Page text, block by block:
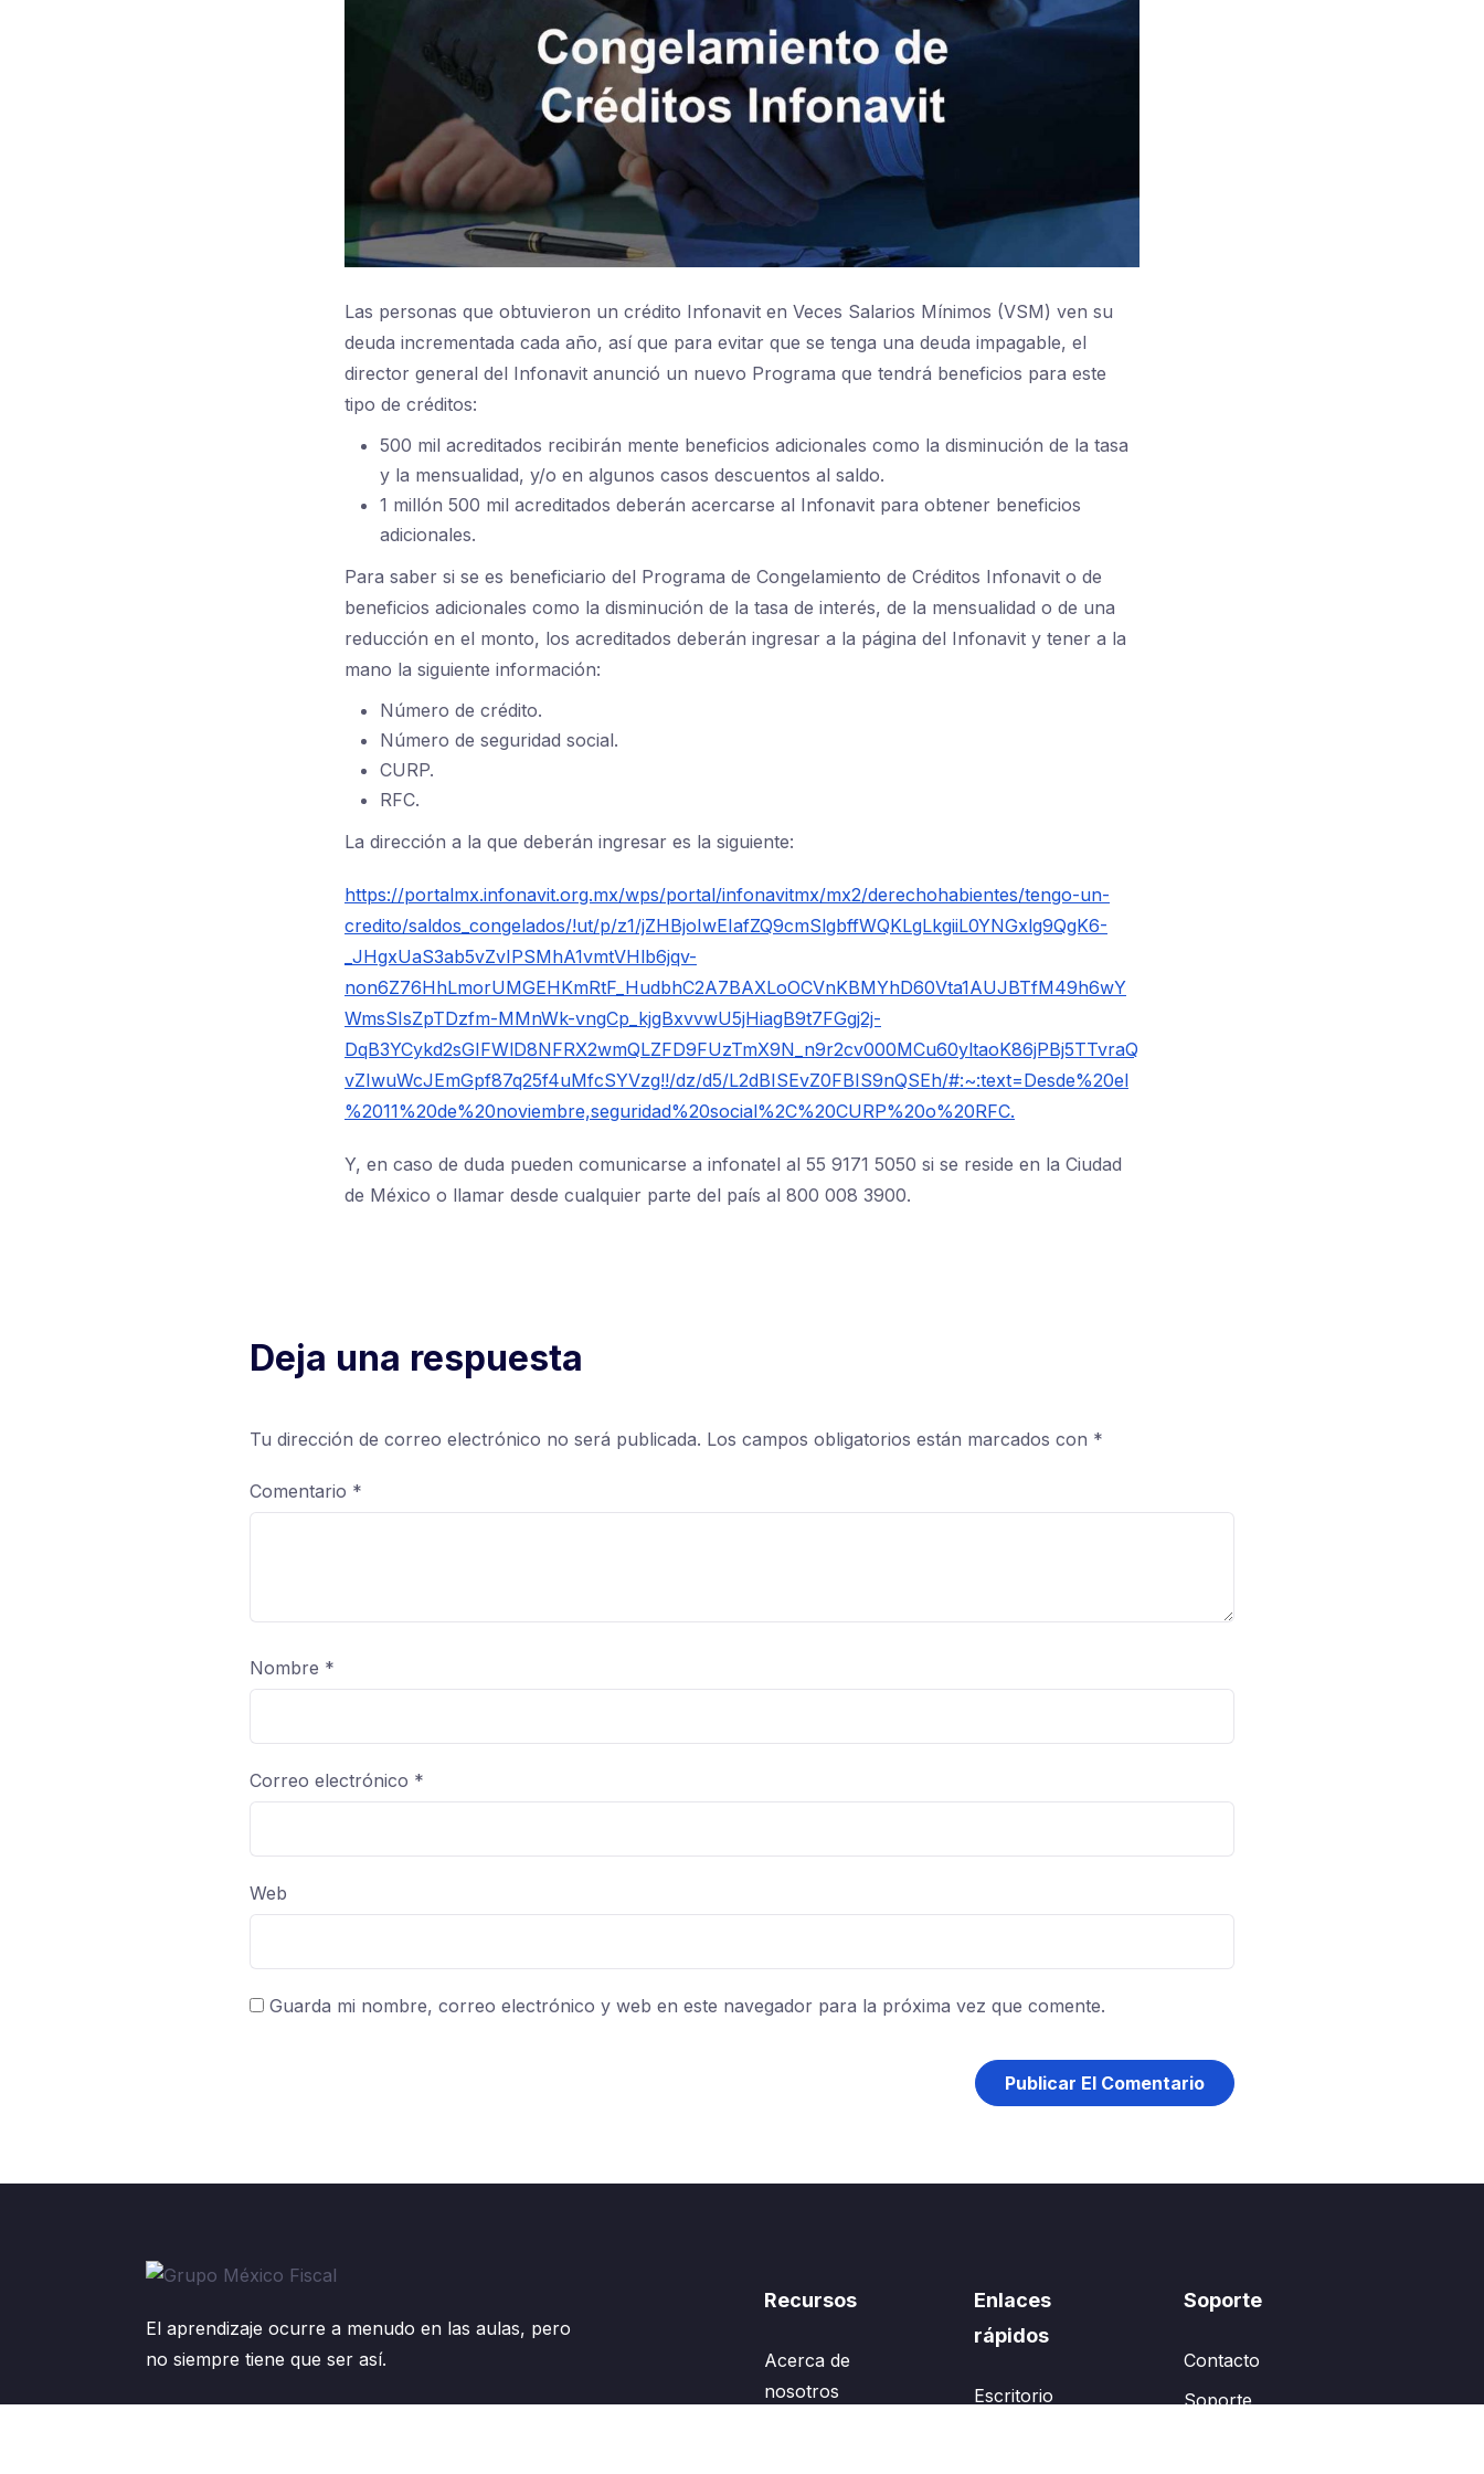
Las personas que obtuvieron un crédito Infonavit en Veces Salarios Mínimos (VSM) ven su
deuda incrementada cada año, así que para evitar que se tenga una deuda impagable, el
director general del Infonavit anunció un nuevo Programa que tendrá beneficios para este
tipo de créditos:
500 mil acreditados recibirán mente beneficios adicionales como la disminución de la tasa
y la mensualidad, y/o en algunos casos descuentos al saldo.
1 millón 500 mil acreditados deberán acercarse al Infonavit para obtener beneficios
adicionales.
Para saber si se es beneficiario del Programa de Congelamiento de Créditos Infonavit o de
beneficios adicionales como la disminución de la tasa de interés, de la mensualidad o de una
reducción en el monto, los acreditados deberán ingresar a la página del Infonavit y tener a la
mano la siguiente información:
Número de crédito.
Número de seguridad social.
CURP.
RFC.
La dirección a la que deberán ingresar es la siguiente:
https://portalmx.infonavit.org.mx/wps/portal/infonavitmx/mx2/derechohabientes/tengo-un-
credito/saldos_congelados/!ut/p/z1/jZHBjoIwEIafZQ9cmSlgbffWQKLgLkgiiL0YNGxlg9QgK6-
_JHgxUaS3ab5vZvIPSMhA1vmtVHlb6jqv-
non6Z76HhLmorUMGEHKmRtF_HudbhC2A7BAXLoOCVnKBMYhD60Vta1AUJBTfM49h6wY
WmsSIsZpTDzfm-MMnWk-vngCp_kjgBxvvwU5jHiagB9t7FGgj2j-
DqB3YCykd2sGIFWlD8NFRX2wmQLZFD9FUzTmX9N_n9r2cv000MCu60yltaoK86jPBj5TTvraQ
vZIwuWcJEmGpf87q25f4uMfcSYVzg!!/dz/d5/L2dBISEvZ0FBIS9nQSEh/#:~:text=Desde%20el
%2011%20de%20noviembre,seguridad%20social%2C%20CURP%20o%20RFC.
Y, en caso de duda pueden comunicarse a infonatel al 55 9171 5050 si se reside en la Ciudad
de México o llamar desde cualquier parte del país al 800 008 3900.
Deja una respuesta
Tu dirección de correo electrónico no será publicada. Los campos obligatorios están marcados con *
Comentario *
Nombre *
Correo electrónico *
Web
Guarda mi nombre, correo electrónico y web en este navegador para la próxima vez que comente.
El aprendizaje ocurre a menudo en las aulas, pero
no siempre tiene que ser así.
Recursos
Acerca de
nosotros
Enlaces
rápidos
Escritorio
Soporte
Contacto
Soporte